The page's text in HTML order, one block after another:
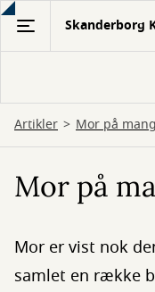
Gå
hovedindhold
Skanderborg
Artikler Mor på
Mor på
Mor er vist nok
samlet en række